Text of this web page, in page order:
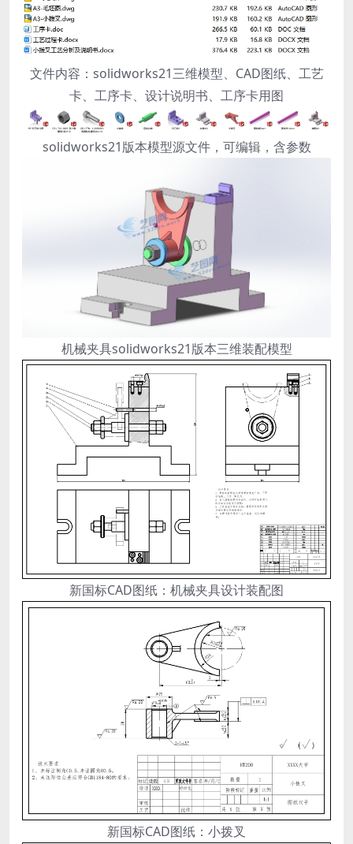
文件内容：solidworks21三维模型、CAD图纸、工艺
卡、工序卡、设计说明书、工序卡用图
solidworks21版本模型源文件，可编辑，含参数
机械夹具solidworks21版本三维装配模型
新国标CAD图纸：机械夹具设计装配图
新国标CAD图纸：小拨叉